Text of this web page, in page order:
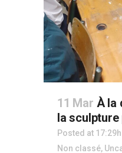
11 Mar À la
la sculpture
Posted at 17:29h
Non classé,